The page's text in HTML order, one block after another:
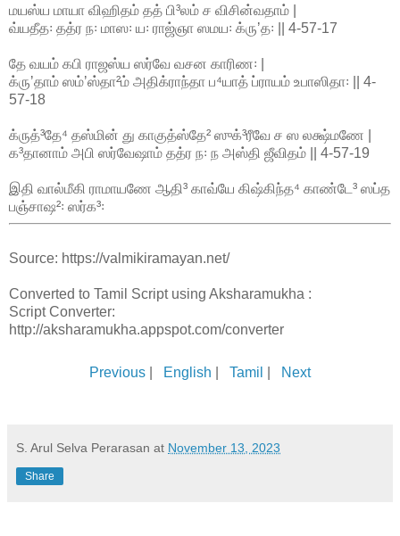
மயஸ்ய மாயா விஹிதம் தத் பி³லம் ச விசின்வதாம் |
வ்யதீத꞉ தத்ர ந꞉ மாஸ꞉ ய꞉ ராஜ்ஞா ஸமய꞉ க்ருʼத꞉ || 4-57-17
தே வயம் கபி ராஜஸ்ய ஸர்வே வசன காரிண꞉ |
க்ருʼதாம் ஸம்ʼஸ்தா²ம் அதிக்ராந்தா ப⁴யாத் ப்ராயம் உபாஸிதா꞉ || 4-
57-18
க்ருத்³தே⁴ தஸ்மின் து காகுத்ஸ்தே² ஸுக்³ரீவே ச ஸ லக்ஷ்மணே |
க³தானாம் அபி ஸர்வேஷாம் தத்ர ந꞉ ந அஸ்தி ஜீவிதம் || 4-57-19
இதி வால்மீகி ராமாயணே ஆதி³ காவ்யே கிஷ்கிந்த⁴ காண்டே³ ஸப்த
பஞ்சாஷ²꞉ ஸர்க³꞉
Source: https://valmikiramayan.net/
Converted to Tamil Script using Aksharamukha :
Script Converter:
http://aksharamukha.appspot.com/converter
Previous English Tamil Next
S. Arul Selva Perarasan at November 13, 2023
Share